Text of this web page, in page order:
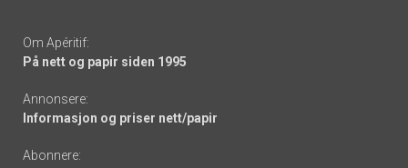
Om Apéritif:
På nett og papir siden 1995
Annonsere:
Informasjon og priser nett/papir
Abonnere: